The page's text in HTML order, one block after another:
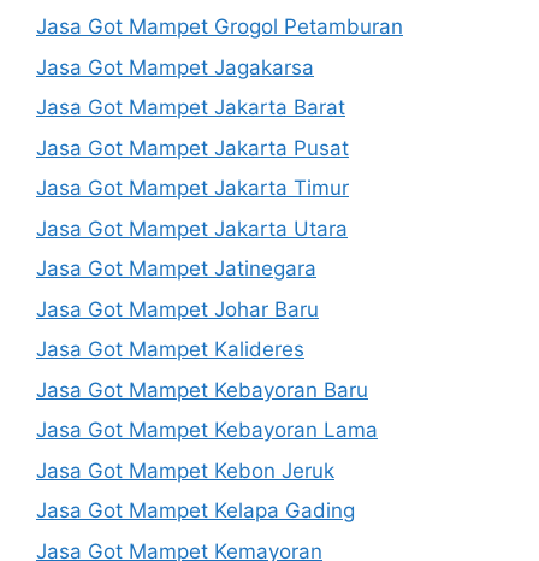
Jasa Got Mampet Grogol Petamburan
Jasa Got Mampet Jagakarsa
Jasa Got Mampet Jakarta Barat
Jasa Got Mampet Jakarta Pusat
Jasa Got Mampet Jakarta Timur
Jasa Got Mampet Jakarta Utara
Jasa Got Mampet Jatinegara
Jasa Got Mampet Johar Baru
Jasa Got Mampet Kalideres
Jasa Got Mampet Kebayoran Baru
Jasa Got Mampet Kebayoran Lama
Jasa Got Mampet Kebon Jeruk
Jasa Got Mampet Kelapa Gading
Jasa Got Mampet Kemayoran